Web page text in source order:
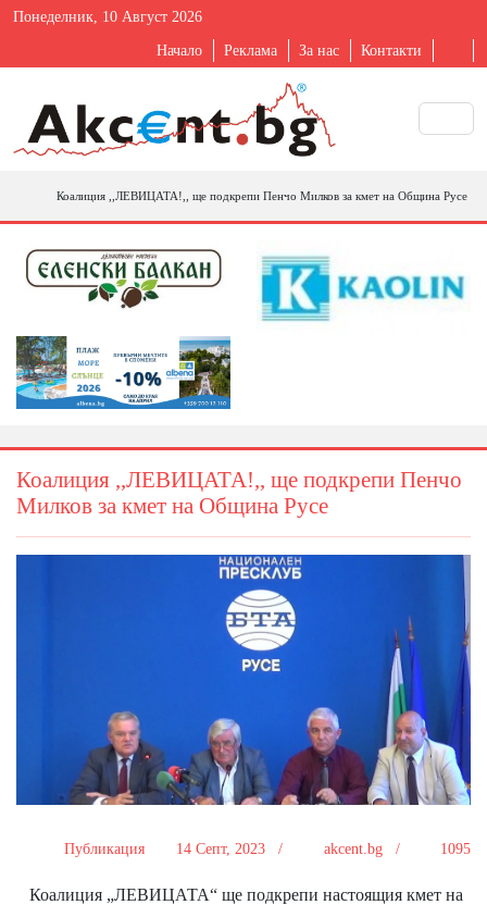
Понеделник, 10 Август 2026
Начало Реклама За нас Контакти
Коалиция ,,ЛЕВИЦАТА!,, ще подкрепи Пенчо Милков за кмет на Община Русе
Коалиция ,,ЛЕВИЦАТА!,, ще подкрепи Пенчо
Милков за кмет на Община Русе
Публикация 14 Септ, 2023 / akcent.bg / 1095
Коалиция „ЛЕВИЦАТА“ ще подкрепи настоящия кмет на